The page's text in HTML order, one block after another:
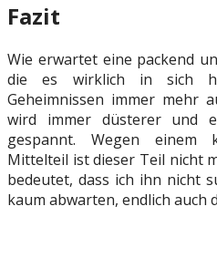
Fazit
Wie erwartet eine packend
die es wirklich in sich
Geheimnissen immer mehr
wird immer düsterer und
gespannt. Wegen einem
Mittelteil ist dieser Teil nicht
bedeutet, dass ich ihn nicht
kaum abwarten, endlich auch